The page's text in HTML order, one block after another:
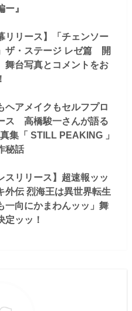
ー』
リリース】「チェンソー
ザ・ステージ レゼ篇 開
台写真とコメントをお
ヘアメイクもセルフプロ
ス 高橋駿一さんが語る
集「 STILL PEAKING 」
秘話
スリリース】超速報ッッ
外伝 烈海王は異世界転生
一向にかまわんッッ」舞
定ッッ！